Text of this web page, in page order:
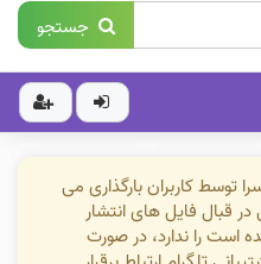
جستجو
توسط کاربران بارگذاری می
قبال فایل های انتشار
را ندارد، در صورت